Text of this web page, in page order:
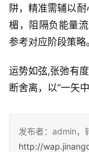
阱，精准需辅以
楣，阻隔负能量
参考对应阶段策略
运势如弦,张弛有
断舍离，以“一矢
发布者：admin，
http://